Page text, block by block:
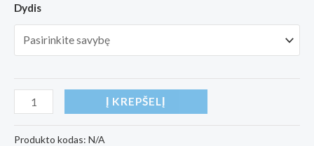
Dydis
produkto
Odinės
Į KREPŠELĮ
Produkto kodas: N/A